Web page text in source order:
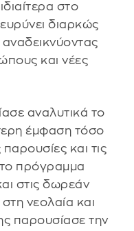
στο
διαρκώς
και νέες
αναλυτικά το
έμφαση τόσο
και τις
πρόγραμμα
στις δωρεάν
νεολαία και
παρουσίασε την